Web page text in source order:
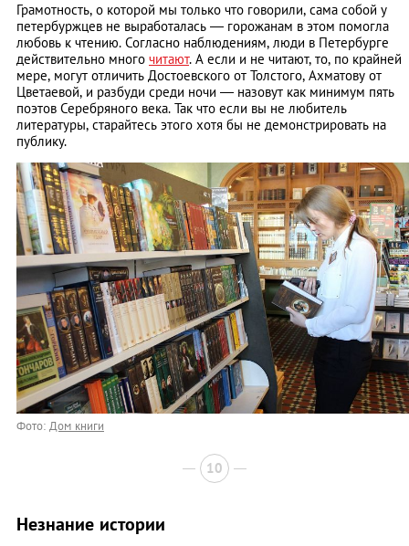
Грамотность, о которой мы только что говорили, сама собой у
петербуржцев не выработалась — горожанам в этом помогла
любовь к чтению. Согласно наблюдениям, люди в Петербурге
действительно много читают. А если и не читают, то, по крайней
мере, могут отличить Достоевского от Толстого, Ахматову от
Цветаевой, и разбуди среди ночи — назовут как минимум пять
поэтов Серебряного века. Так что если вы не любитель
литературы, старайтесь этого хотя бы не демонстрировать на
публику.
Фото: Дом книги
10
Незнание истории